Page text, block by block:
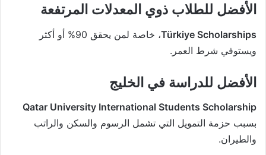
الأفضل للطلاب ذوي المعدلات المرتفعة
Türkiye Scholarships
، خاصة لمن يحقق 90% أو أكثر
ويستوفي شرط العمر.
الأفضل للدراسة في الخليج
Qatar University International Students Scholarship
بسبب حزمة التمويل التي تشمل الرسوم والسكن والراتب
والطيران.